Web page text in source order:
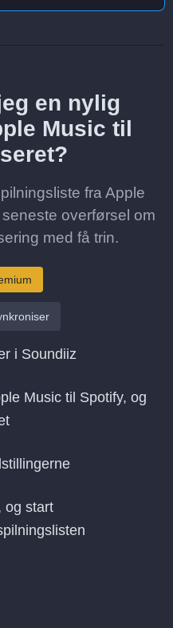
en nylig
Music til
fra Apple
overførsel om
med få trin.
i Soundiiz
Music til Spotify, og
og start